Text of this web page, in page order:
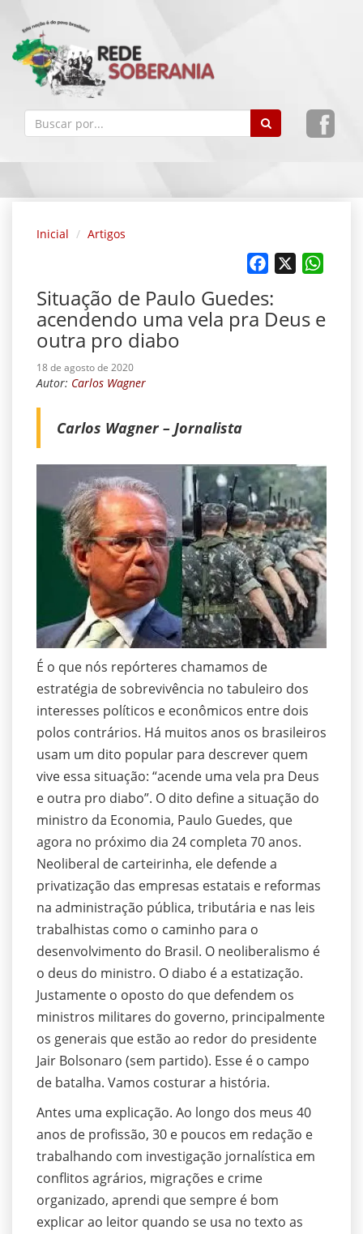
Inicial Artigos
Facebook
Situação de Paulo Guedes:
acendendo uma vela pra Deus e
outra pro diabo
18 de agosto de 2020
Autor: Carlos Wagner
Carlos Wagner – Jornalista
É o que nós repórteres chamamos de
estratégia de sobrevivência no tabuleiro dos
interesses políticos e econômicos entre dois
polos contrários. Há muitos anos os brasileiros
usam um dito popular para descrever quem
vive essa situação: “acende uma vela pra Deus
e outra pro diabo”. O dito define a situação do
ministro da Economia, Paulo Guedes, que
agora no próximo dia 24 completa 70 anos.
Neoliberal de carteirinha, ele defende a
privatização das empresas estatais e reformas
na administração pública, tributária e nas leis
trabalhistas como o caminho para o
desenvolvimento do Brasil. O neoliberalismo é
o deus do ministro. O diabo é a estatização.
Justamente o oposto do que defendem os
ministros militares do governo, principalmente
os generais que estão ao redor do presidente
Jair Bolsonaro (sem partido). Esse é o campo
de batalha. Vamos costurar a história.
Antes uma explicação. Ao longo dos meus 40
anos de profissão, 30 e poucos em redação e
trabalhando com investigação jornalística em
conflitos agrários, migrações e crime
organizado, aprendi que sempre é bom
explicar ao leitor quando se usa no texto as